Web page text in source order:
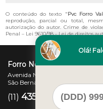
O conteúdo do texto "Pvc Forro
reprodução, parcial ou total,
autorização do autor. Crime de
Penal – Lei 9610/98 - Lei de direitos
Forro Novo
Avenida Newton Monteiro de
São Bernardo do Campo - SP -
(11) 4357-3007 (11)
Olá!